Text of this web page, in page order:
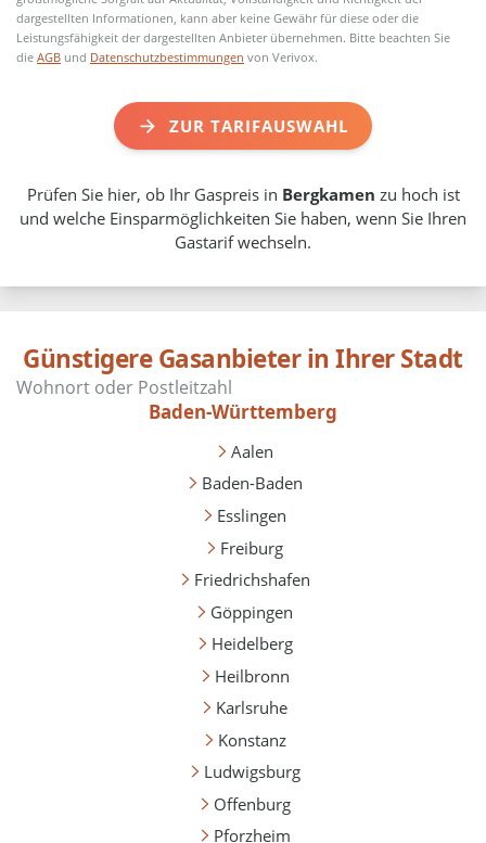
dargestellten Informationen, kann aber keine Gewähr für diese oder die
Leistungsfähigkeit der dargestellten Anbieter übernehmen. Bitte beachten Sie
dieAGB und Datenschutzbestimmungen von Verivox.
ZUR TARIFAUSWAHL
Prüfen Sie hier, ob Ihr Gaspreis in Bergkamen zu hoch ist
und welche Einsparmöglichkeiten Sie haben, wenn Sie Ihren
Gastarif wechseln.
Günstigere Gasanbieter in Ihrer Stadt
Baden-Württemberg
Aalen
Baden-Baden
Esslingen
Freiburg
Friedrichshafen
Göppingen
Heidelberg
Heilbronn
Karlsruhe
Konstanz
Ludwigsburg
Offenburg
Pforzheim